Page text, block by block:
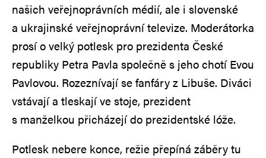
našich veřejnoprávních médií, ale i slovenské
a ukrajinské veřejnoprávní televize. Moderátorka
prosí o velký potlesk pro prezidenta České
republiky Petra Pavla společně s jeho chotí Evou
Pavlovou. Rozeznívají se fanfáry z Libuše. Diváci
vstávají a tleskají ve stoje, prezident
s manželkou přicházejí do prezidentské lóže.
Potlesk nebere konce, režie přepíná záběry tu